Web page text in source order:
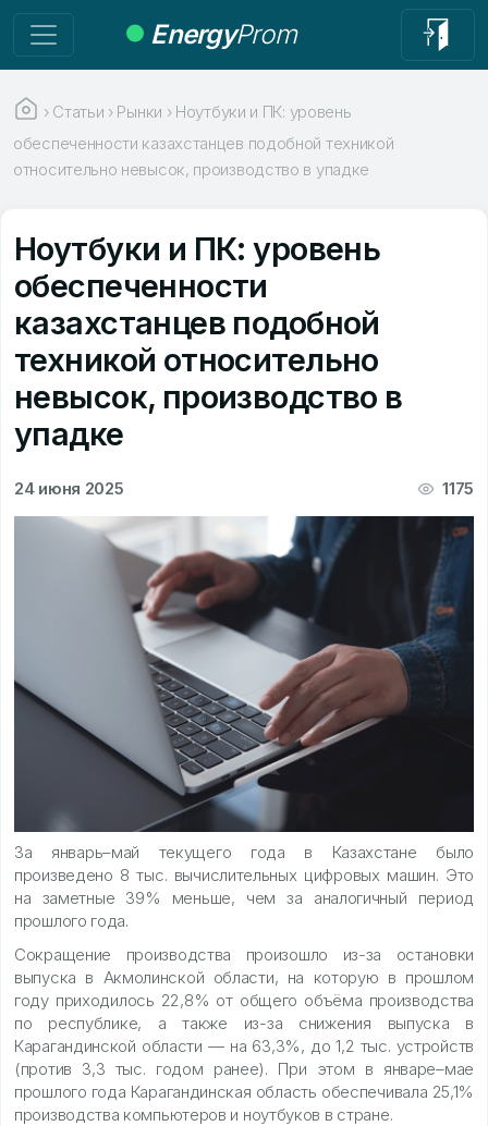
EnergyProm
› Статьи › Рынки › Ноутбуки и ПК: уровень
обеспеченности казахстанцев подобной техникой
относительно невысок, производство в упадке
Ноутбуки и ПК: уровень
обеспеченности
казахстанцев подобной
техникой относительно
невысок, производство в
упадке
24 июня 2025 1175
За январь–май текущего года в Казахстане было
произведено 8 тыс. вычислительных цифровых машин. Это
на заметные 39% меньше, чем за аналогичный период
прошлого года.
Сокращение производства произошло из-за остановки
выпуска в Акмолинской области, на которую в прошлом
году приходилось 22,8% от общего объёма производства
по республике, а также из-за снижения выпуска в
Карагандинской области — на 63,3%, до 1,2 тыс. устройств
(против 3,3 тыс. годом ранее). При этом в январе–мае
прошлого года Карагандинская область обеспечивала 25,1%
производства компьютеров и ноутбуков в стране.